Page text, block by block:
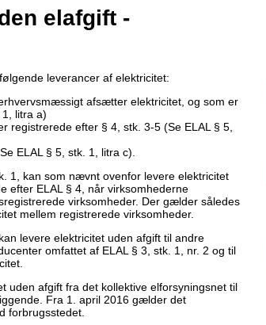
elafgift -
leverancer af elektricitet:
afsætter elektricitet, og som er
litra a)
registrerede efter § 4, stk. 3-5 (Se ELAL § 5,
ELAL § 5, stk. 1, litra c).
1, kan som nævnt ovenfor levere elektricitet
efter ELAL § 4, når virksomhederne
virksomheder. Der gælder således
mellem registrerede virksomheder.
levere elektricitet uden afgift til andre
omfattet af ELAL § 3, stk. 1, nr. 2 og til
uden afgift fra det kollektive elforsyningsnet til
Fra 1. april 2016 gælder det
forbrugsstedet.